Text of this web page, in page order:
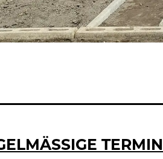
TERMINE